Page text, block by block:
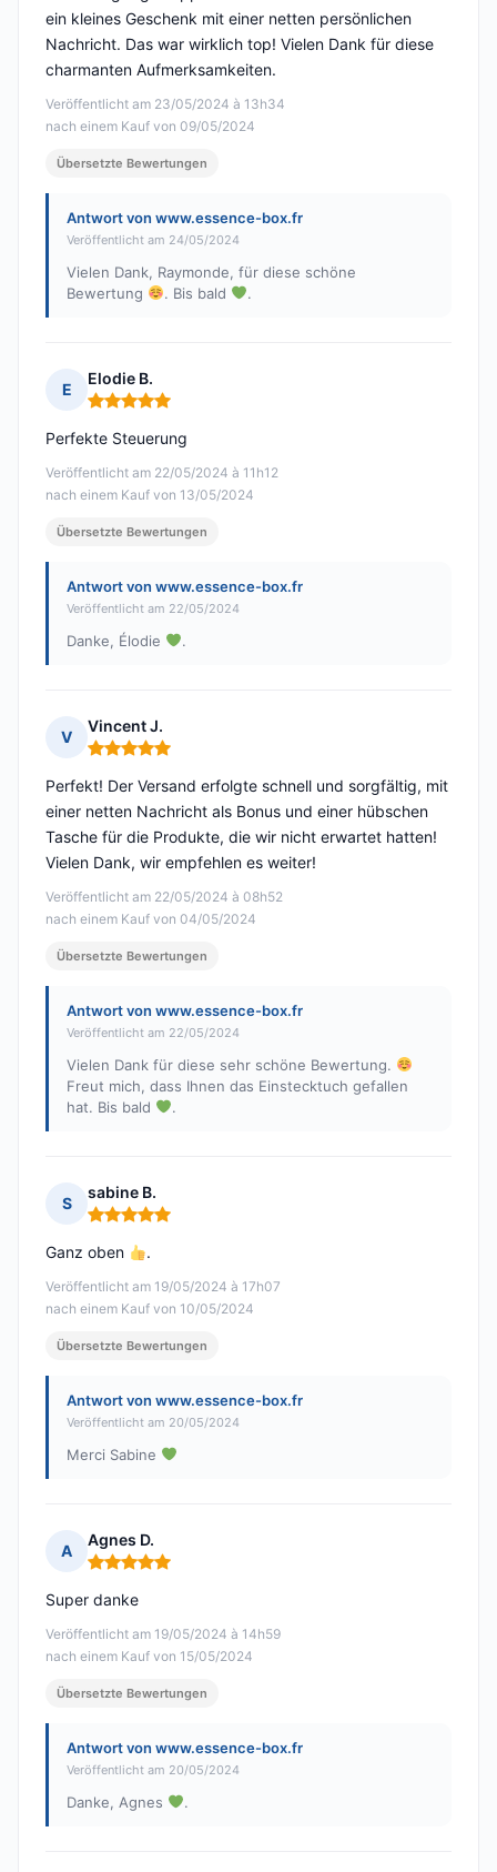
Veröffentlicht am 23/05/2024 à 13h34
nach einem Kauf von 09/05/2024
ein kleines Geschenk mit einer netten persönlichen
Nachricht. Das war wirklich top! Vielen Dank für diese
charmanten Aufmerksamkeiten.
Übersetzte Bewertungen
Antwort von www.essence-box.fr
Veröffentlicht am 24/05/2024
Vielen Dank, Raymonde, für diese schöne
Bewertung
. Bis bald .
E
Elodie B.
Hinweis: 5 von 5
Veröffentlicht am 22/05/2024 à 11h12
nach einem Kauf von 13/05/2024
Perfekte Steuerung
Übersetzte Bewertungen
Antwort von www.essence-box.fr
Veröffentlicht am 22/05/2024
Danke, Élodie .
V
Vincent J.
Hinweis: 5 von 5
Veröffentlicht am 22/05/2024 à 08h52
nach einem Kauf von 04/05/2024
Perfekt! Der Versand erfolgte schnell und sorgfältig, mit
einer netten Nachricht als Bonus und einer hübschen
Tasche für die Produkte, die wir nicht erwartet hatten!
Vielen Dank, wir empfehlen es weiter!
Übersetzte Bewertungen
Antwort von www.essence-box.fr
Veröffentlicht am 22/05/2024
Vielen Dank für diese sehr schöne Bewertung.
Freut mich, dass Ihnen das Einstecktuch gefallen
hat. Bis bald
.
S
sabine B.
Hinweis: 5 von 5
Veröffentlicht am 19/05/2024 à 17h07
nach einem Kauf von 10/05/2024
Ganz oben .
Übersetzte Bewertungen
Antwort von www.essence-box.fr
Veröffentlicht am 20/05/2024
Merci Sabine
A
Agnes D.
Hinweis: 5 von 5
Veröffentlicht am 19/05/2024 à 14h59
nach einem Kauf von 15/05/2024
Super danke
Übersetzte Bewertungen
Antwort von www.essence-box.fr
Veröffentlicht am 20/05/2024
Danke, Agnes .